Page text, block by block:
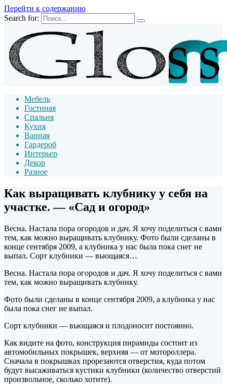
Перейти к содержанию
Search for:
Мебель
Гостиная
Спальня
Кухня
Ванная
Гардероб
Интерьер
Декор
Разное
Как выращивать клубнику у себя на
участке. — «Сад и огород»
Весна. Настала пора огородов и дач. Я хочу поделиться с вами
тем, как можно выращивать клубнику. Фото были сделаны в
конце сентября 2009, а клубника у нас была пока снег не
выпал. Сорт клубники — вьющаяся…
Весна. Настала пора огородов и дач. Я хочу поделиться с вами
тем, как можно выращивать клубнику.
Фото были сделаны в конце сентября 2009, а клубника у нас
была пока снег не выпал.
Сорт клубники — вьющаяся и плодоносит постоянно.
Как видите на фото, конструкция пирамиды состоит из
автомобильных покрышек, верхняя — от мотороллера.
Сначала в покрышках прорезаются отверстия, куда потом
будут высаживаться кустики клубники (количество отверстий
произвольное, сколько хотите).